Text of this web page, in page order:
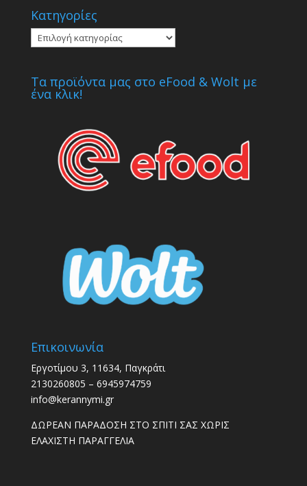
Κατηγορίες
Κατηγορίες
Τα προϊόντα μας στο eFood & Wolt με
ένα κλικ!
Επικοινωνία
Εργοτίμου 3, 11634, Παγκράτι
2130260805 – 6945974759
info@kerannymi.gr
ΔΩΡΕΑΝ ΠΑΡΑΔΟΣΗ ΣΤΟ ΣΠΙΤΙ ΣΑΣ ΧΩΡΙΣ
ΕΛΑΧΙΣΤΗ ΠΑΡΑΓΓΕΛΙΑ